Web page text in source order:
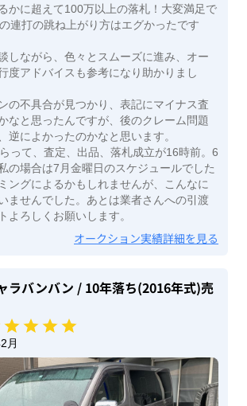
かに超えて100万以上の落札！大変満足で
連打の跳ね上がり方はエグかったです
しながら、色々とスムーズに進み、オー
度アドバイスも参考になり助かりまし
の不具合が見つかり、表記にマイナス査
なと思ったんですが、後のクレーム問題
逆によかったのかなと思います。
って、査定、出品、落札成立が16時前。6
の場合は7月金曜日のスケジュールでした
ングによるかもしれませんが、こんなに
ませんでした。あとは業者さんへの引渡
よろしくお願いします。
オークション実績詳細を見る
ラバンバン / 10年落ち(2016年式)売
月